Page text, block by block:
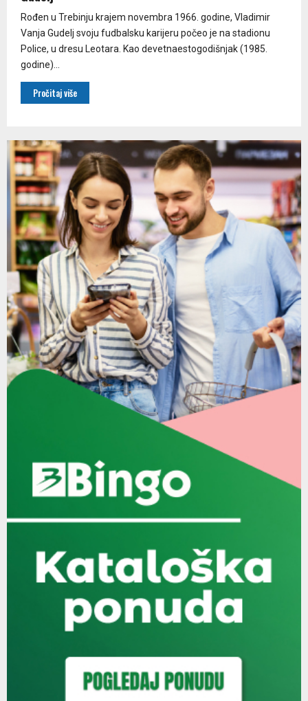
Rođen u Trebinju krajem novembra 1966. godine, Vladimir
Vanja Gudelj svoju fudbalsku karijeru počeo je na stadionu
Police, u dresu Leotara. Kao devetnaestogodišnjak (1985.
godine)...
Pročitaj više